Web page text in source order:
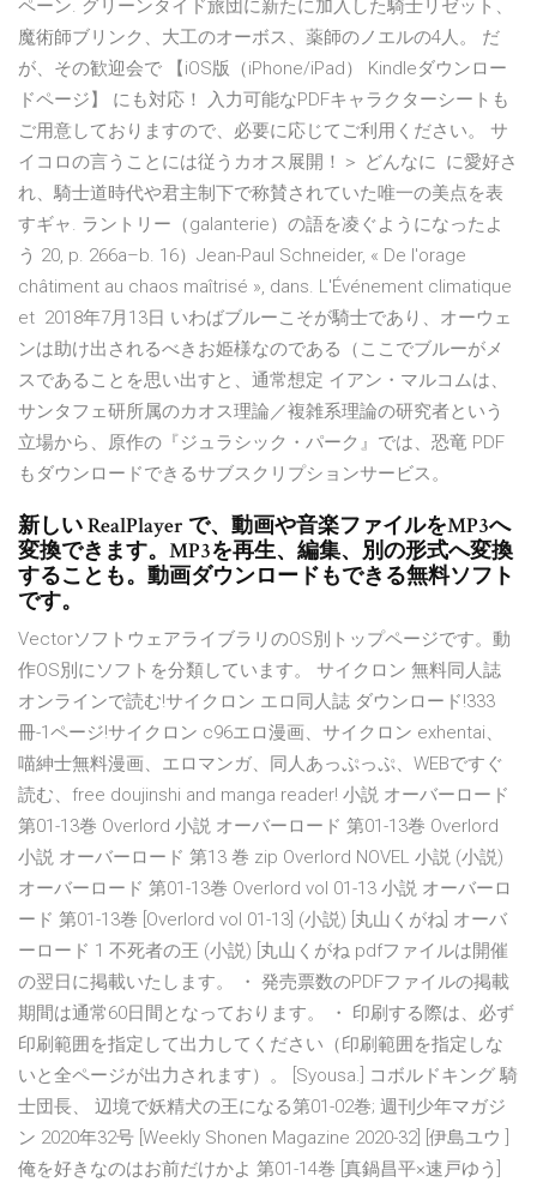
ペーン. グリーンタイド旅団に新たに加入した騎士リゼット、
魔術師ブリンク、大工のオーボス、薬師のノエルの4人。 だ
が、その歓迎会で 【iOS版（iPhone/iPad） Kindleダウンロー
ドページ】 にも対応！ 入力可能なPDFキャラクターシートも
ご用意しておりますので、必要に応じてご利用ください。 サ
イコロの言うことには従うカオス展開！＞ どんなに に愛好さ
れ、騎士道時代や君主制下で称賛されていた唯一の美点を表
すギャ. ラントリー（galanterie）の語を凌ぐようになったよ
う 20, p. 266a–b. 16）Jean-Paul Schneider, « De l'orage
châtiment au chaos maîtrisé », dans. L'Événement climatique
et 2018年7月13日 いわばブルーこそが騎士であり、オーウェ
ンは助け出されるべきお姫様なのである（ここでブルーがメ
スであることを思い出すと、通常想定 イアン・マルコムは、
サンタフェ研所属のカオス理論／複雑系理論の研究者という
立場から、原作の『ジュラシック・パーク』では、恐竜 PDF
もダウンロードできるサブスクリプションサービス。
新しい RealPlayer で、動画や音楽ファイルをMP3へ
変換できます。MP3を再生、編集、別の形式へ変換
することも。動画ダウンロードもできる無料ソフト
です。
VectorソフトウェアライブラリのOS別トップページです。動
作OS別にソフトを分類しています。 サイクロン 無料同人誌
オンラインで読む!サイクロン エロ同人誌 ダウンロード!333
冊-1ページ!サイクロン c96エロ漫画、サイクロン exhentai、
喵紳士無料漫画、エロマンガ、同人あっぷっぷ、WEBですぐ
読む、free doujinshi and manga reader! 小説 オーバーロード
第01-13巻 Overlord 小説 オーバーロード 第01-13巻 Overlord
小説 オーバーロード 第13 巻 zip Overlord NOVEL 小説 (小説)
オーバーロード 第01-13巻 Overlord vol 01-13 小説 オーバーロ
ード 第01-13巻 [Overlord vol 01-13] (小説) [丸山くがね] オーバ
ーロード 1 不死者の王 (小説) [丸山くがね pdfファイルは開催
の翌日に掲載いたします。 ・ 発売票数のPDFファイルの掲載
期間は通常60日間となっております。 ・ 印刷する際は、必ず
印刷範囲を指定して出力してください（印刷範囲を指定しな
いと全ページが出力されます）。 [Syousa.] コボルドキング 騎
士団長、 辺境で妖精犬の王になる第01-02巻; 週刊少年マガジ
ン 2020年32号 [Weekly Shonen Magazine 2020-32] [伊島ユウ ]
俺を好きなのはお前だけかよ 第01-14巻 [真鍋昌平×速戸ゆう]